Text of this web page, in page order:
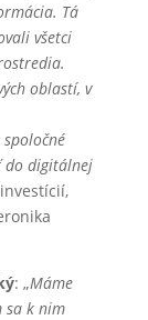
Tá
všetci
oblastí, v
do digitálnej
: „Máme
sa k nim